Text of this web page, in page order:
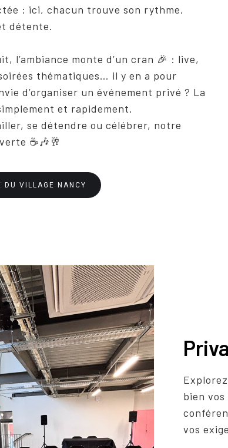
: ici, chacun trouve son rythme,
détente.
l’ambiance monte d’un cran 🎉 : live,
thématiques… il y en a pour
d’organiser un événement privé ? La
et rapidement.
se détendre ou célébrer, notre
☕🎶🥂
DU VILLAGE NANCY
bien
vos